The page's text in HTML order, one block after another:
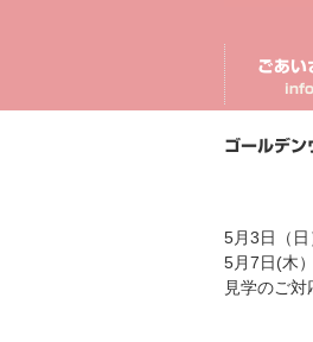
ごあい
info
ゴールデン
5月3日（日
5月7日(木
見学のご